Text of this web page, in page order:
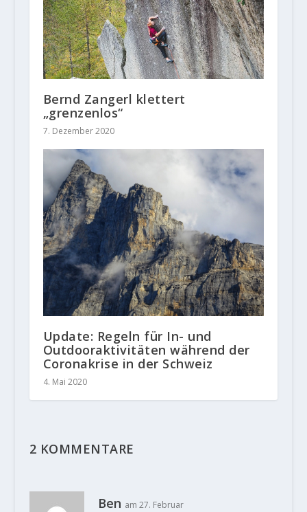
Bernd Zangerl klettert
„grenzenlos“
7. Dezember 2020
Update: Regeln für In- und
Outdooraktivitäten während der
Coronakrise in der Schweiz
4. Mai 2020
2 KOMMENTARE
Ben am 27. Februar